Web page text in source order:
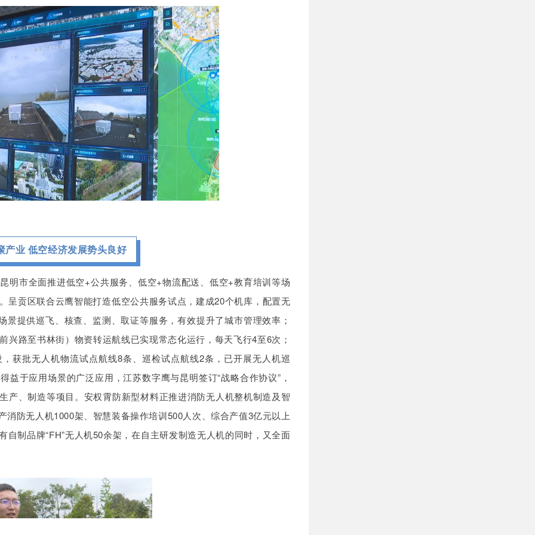
产业 低空经济发展势头良好
明市全面推进低空+公共服务、低空+物流配送、低空+教育培训等场
呈贡区联合云鹰智能打造低空公共服务试点，建成20个机库，配置无
提供巡飞、核查、监测、取证等服务，有效提升了城市管理效率；
兴路至书林街）物资转运航线已实现常态化运行，每天飞行4至6次；
获批无人机物流试点航线8条、巡检试点航线2条，已开展无人机巡
于应用场景的广泛应用，江苏数字鹰与昆明签订“战略合作协议”，
产、制造等项目。安权霄防新型材料正推进消防无人机整机制造及智
防无人机1000架、智慧装备操作培训500人次、综合产值3亿元以上
制品牌“FH”无人机50余架，在自主研发制造无人机的同时，又全面